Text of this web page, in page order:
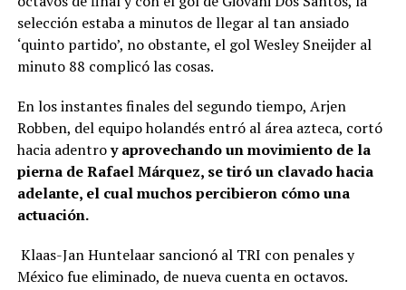
selección estaba a minutos de llegar al tan ansiado
‘quinto partido’, no obstante, el gol Wesley Sneijder al
minuto 88 complicó las cosas.
En los instantes finales del segundo tiempo, Arjen
Robben, del equipo holandés entró al área azteca, cortó
hacia adentroy aprovechando un movimiento de la
pierna de Rafael Márquez, se tiró un clavado hacia
adelante, el cual muchos percibieron cómo una
actuación.
Klaas-Jan Huntelaar sancionó al TRI con penales y
México fue eliminado, de nueva cuenta en octavos.